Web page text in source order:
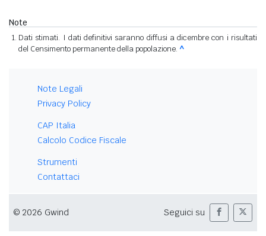
Note
Dati stimati. I dati definitivi saranno diffusi a dicembre con i risultati
del Censimento permanente della popolazione. ^
Note Legali
Privacy Policy
CAP Italia
Calcolo Codice Fiscale
Strumenti
Contattaci
© 2026 Gwind Seguici su